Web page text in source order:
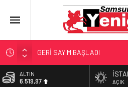
GERİ SAYIM BAŞLADI
SAMSUNSPOR’DA HEDEF
‘BAFRA’YA YATIRIM YAPIN!’
BİST
13.798,82 AÇIK